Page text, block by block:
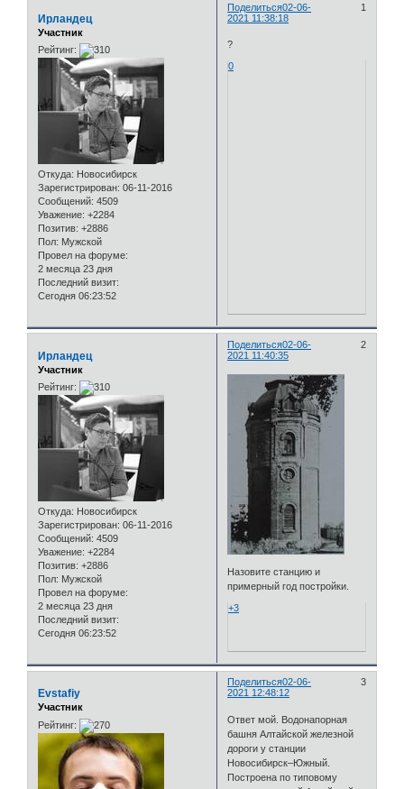
Поделиться 1
02-06-
2021 11:38:18
Ирландец
Участник
Рейтинг:
Откуда: Новосибирск
Зарегистрирован: 06-11-2016
Сообщений: 4509
Уважение: +2284
Позитив: +2886
Пол: Мужской
Провел на форуме:
2 месяца 23 дня
Последний визит:
Сегодня 06:23:52
?
0
Поделиться 2
02-06-
2021 11:40:35
Ирландец
Участник
Рейтинг:
Откуда: Новосибирск
Зарегистрирован: 06-11-2016
Сообщений: 4509
Уважение: +2284
Позитив: +2886
Пол: Мужской
Провел на форуме:
2 месяца 23 дня
Последний визит:
Сегодня 06:23:52
Назовите станцию и
примерный год постройки.
+3
Поделиться 3
02-06-
2021 12:48:12
Evstafiy
Участник
Рейтинг:
Ответ мой. Водонапорная
башня Алтайской железной
дороги у станции
Новосибирск–Южный.
Построена по типовому